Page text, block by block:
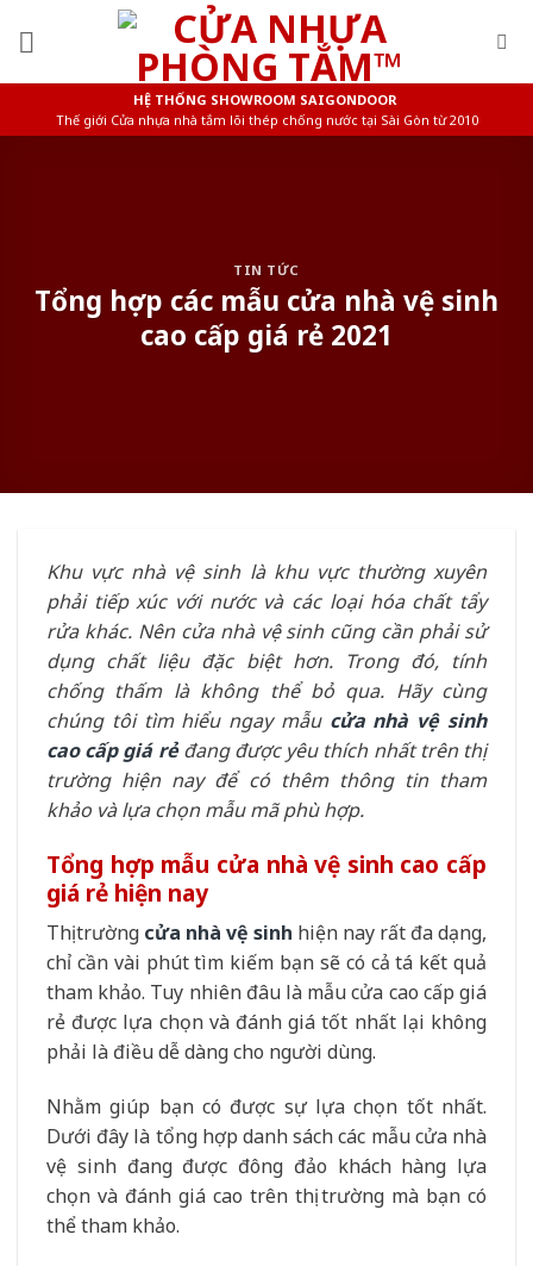
HỆ THỐNG SHOWROOM SAIGONDOOR
Thế giới Cửa nhựa nhà tắm lõi thép chống nước tại Sài Gòn từ 2010
TIN TỨC
Tổng hợp các mẫu cửa nhà vệ sinh
cao cấp giá rẻ 2021
Khu vực nhà vệ sinh là khu vực thường xuyên
phải tiếp xúc với nước và các loại hóa chất tẩy
rửa khác. Nên cửa nhà vệ sinh cũng cần phải sử
dụng chất liệu đặc biệt hơn. Trong đó, tính
chống thấm là không thể bỏ qua. Hãy cùng
chúng tôi tìm hiểu ngay mẫu cửa nhà vệ sinh
cao cấp giá rẻđang được yêu thích nhất trên thị
trường hiện nay để có thêm thông tin tham
khảo và lựa chọn mẫu mã phù hợp.
Tổng hợp mẫu cửa nhà vệ sinh cao cấp
giá rẻ hiện nay
Thị trường cửa nhà vệ sinh hiện nay rất đa dạng,
chỉ cần vài phút tìm kiếm bạn sẽ có cả tá kết quả
tham khảo. Tuy nhiên đâu là mẫu cửa cao cấp giá
rẻ được lựa chọn và đánh giá tốt nhất lại không
phải là điều dễ dàng cho người dùng.
Nhằm giúp bạn có được sự lựa chọn tốt nhất.
Dưới đây là tổng hợp danh sách các mẫu cửa nhà
vệ sinh đang được đông đảo khách hàng lựa
chọn và đánh giá cao trên thị trường mà bạn có
thể tham khảo.